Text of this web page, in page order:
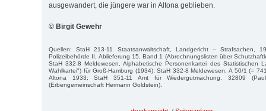
ausgewandert, die jüngere war in Altona geblieben.
© Birgit Gewehr
Quellen: StaH 213-11 Staatsanwaltschaft, Landgericht – Strafsachen,
Polizeibehörde II, Ablieferung 15, Band 1 (Abrechnungslisten über
StaH 332-8 Meldewesen, Alphabetische Personenkartei des Statistischen
Wahlkartei") für Groß-Hamburg (1934); StaH 332-8 Meldewesen, A 50/1 (=
Altona 1933; StaH 351-11 Amt für Wiedergutmachung, 32809
(Erbengemeinschaft Hermann Goldstein).